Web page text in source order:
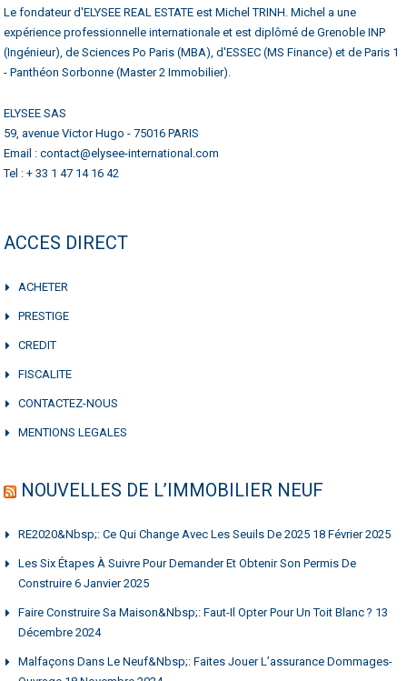
Le fondateur d'ELYSEE REAL ESTATE est Michel TRINH. Michel a une
expérience professionnelle internationale et est diplômé de Grenoble INP
(Ingénieur), de Sciences Po Paris (MBA), d'ESSEC (MS Finance) et de Paris 1
- Panthéon Sorbonne (Master 2 Immobilier).
ELYSEE SAS
59, avenue Victor Hugo - 75016 PARIS
Email : contact@elysee-international.com
Tel : + 33 1 47 14 16 42
ACCES DIRECT
ACHETER
PRESTIGE
CREDIT
FISCALITE
CONTACTEZ-NOUS
MENTIONS LEGALES
NOUVELLES DE L’IMMOBILIER NEUF
RE2020&nbsp;: Ce Qui Change Avec Les Seuils De 2025 18 Février 2025
Les Six Étapes À Suivre Pour Demander Et Obtenir Son Permis De
Construire 6 Janvier 2025
Faire Construire Sa Maison&nbsp;: Faut-Il Opter Pour Un Toit Blanc ? 13
Décembre 2024
Malfaçons Dans Le Neuf&nbsp;: Faites Jouer L’assurance Dommages-